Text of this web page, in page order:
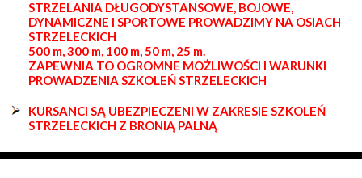
STRZELANIA DŁUGODYSTANSOWE, BOJOWE,
DYNAMICZNE I SPORTOWE PROWADZIMY NA OSIACH
STRZELECKICH
500 m, 300 m, 100 m, 50 m, 25 m.
ZAPEWNIA TO OGROMNE MOŻLIWOŚCI I WARUNKI
PROWADZENIA SZKOLEŃ STRZELECKICH
KURSANCI SĄ UBEZPIECZENI W ZAKRESIE SZKOLEŃ
STRZELECKICH Z BRONIĄ PALNĄ